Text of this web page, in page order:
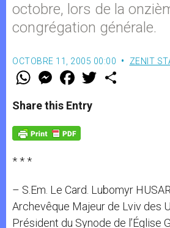
octobre, lors de la
congrégation générale.
OCTOBRE 11, 2005 00:00 ZENIT
W
t
s
p
p
M
e
s
e
g
e
F
a
e
b
o
k
w
Share this Entry
* * *
– S.Em. Le Card. Lubomyr
Archevêque Majeur de Lviv des
Président du Synode de l’Église